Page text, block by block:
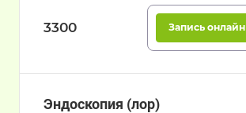
3300 Запись онлайн
Эндоскопия (лор)